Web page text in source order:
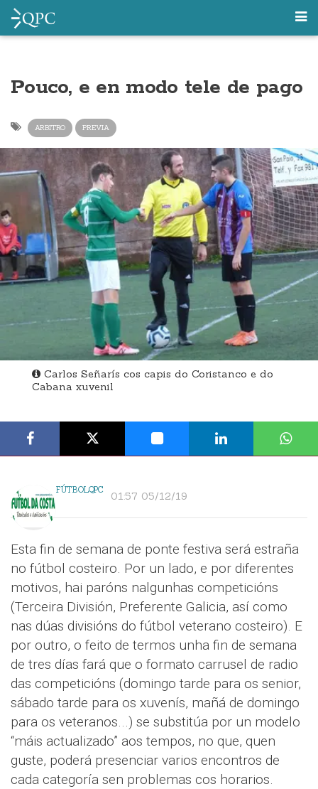
Pouco, e en modo tele de pago
ARBITRO PREVIA
Carlos Señarís cos capis do Coristanco e do
Cabana xuvenil
FÚTBOLQPC 01:57 05/12/19
Esta fin de semana de ponte festiva será estraña
no fútbol costeiro. Por un lado, e por diferentes
motivos, hai paróns nalgunhas competicións
(Terceira División, Preferente Galicia, así como
nas dúas divisións do fútbol veterano costeiro). E
por outro, o feito de termos unha fin de semana
de tres días fará que o formato carrusel de radio
das competicións (domingo tarde para os senior,
sábado tarde para os xuvenís, mañá de domingo
para os veteranos...) se substitúa por un modelo
“máis actualizado” aos tempos, no que, quen
guste, poderá presenciar varios encontros de
cada categoría sen problemas cos horarios.